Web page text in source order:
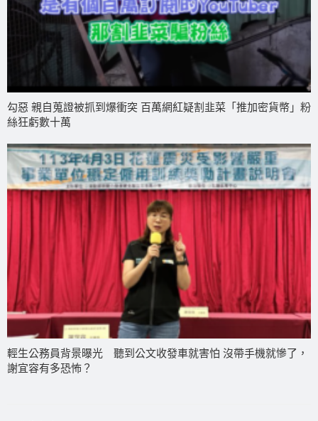
勾惡 親自蒐證被抓到爆衝突 百萬網紅疑割韭菜「推加密貨幣」粉
絲狂虧數十萬
輕生公務員背景曝光 聽到公文收發車就害怕 沒帶手機就慘了，
謝宜容有多恐怖？